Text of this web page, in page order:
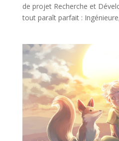
de projet Recherche et
tout paraît parfait :